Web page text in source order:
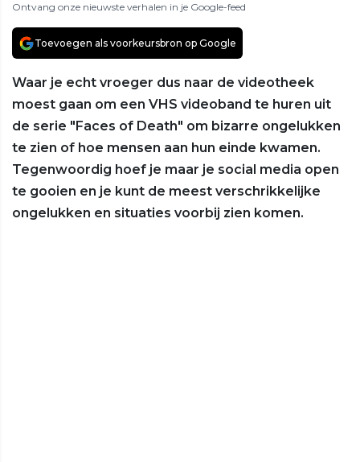
Ontvang onze nieuwste verhalen in je Google-feed
Toevoegen als voorkeursbron op Google
Waar je echt vroeger dus naar de videotheek
moest gaan om een VHS videoband te huren uit
de serie "Faces of Death" om bizarre ongelukken
te zien of hoe mensen aan hun einde kwamen.
Tegenwoordig hoef je maar je social media open
te gooien en je kunt de meest verschrikkelijke
ongelukken en situaties voorbij zien komen.